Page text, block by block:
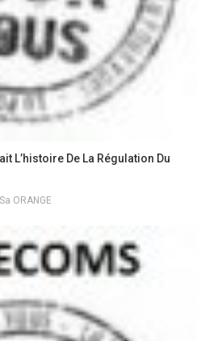
L’histoire De La Régulation Du
ORANGE